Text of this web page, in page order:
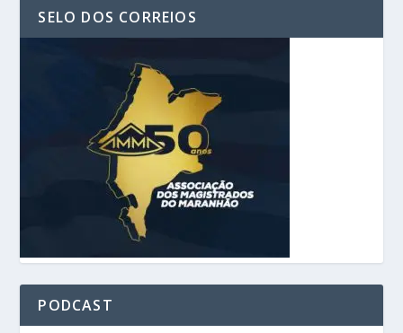
SELO DOS CORREIOS
PODCAST